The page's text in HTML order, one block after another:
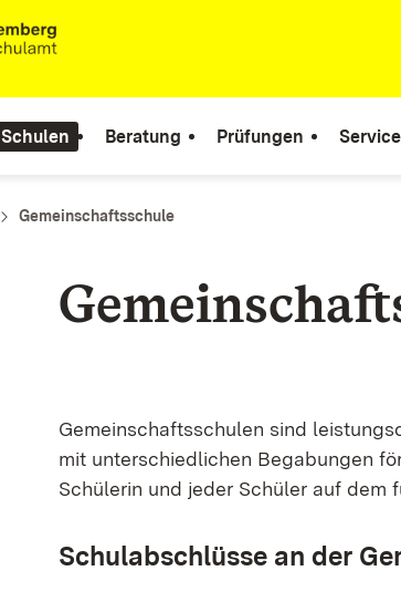
Schulen Beratung Prüfungen Service
Gemeinschaftsschule
Gemeinschaftsschulen sind
mit unterschiedlichen Begabungen
Schülerin und jeder Schüler auf dem
Schulabschlüsse an der